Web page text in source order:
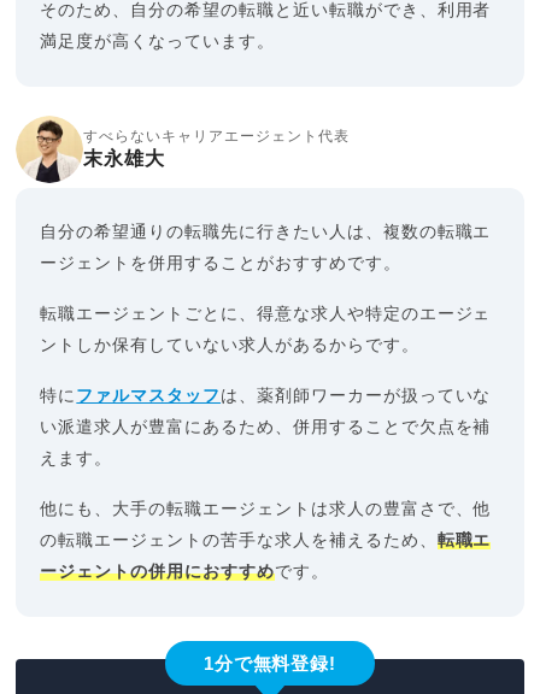
そのため、自分の希望の転職と近い転職ができ、利用者
満足度が高くなっています。
すべらないキャリアエージェント代表
末永雄大
自分の希望通りの転職先に行きたい人は、複数の転職エ
ージェントを併用することがおすすめです。
転職エージェントごとに、得意な求人や特定のエージェ
ントしか保有していない求人があるからです。
特に ファルマスタッフ は、薬剤師ワーカーが扱っていな
い派遣求人が豊富にあるため、併用することで欠点を補
えます。
他にも、大手の転職エージェントは求人の豊富さで、他
の転職エージェントの苦手な求人を補えるため、 転職エ
ージェントの併用におすすめです。
1分で無料登録!